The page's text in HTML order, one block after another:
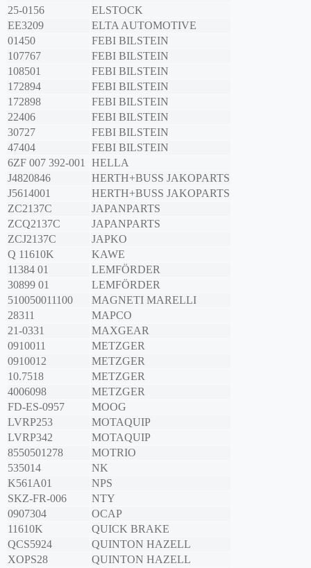
25-0156
ELSTOCK
EE3209
ELTA AUTOMOTIVE
01450
FEBI BILSTEIN
107767
FEBI BILSTEIN
108501
FEBI BILSTEIN
172894
FEBI BILSTEIN
172898
FEBI BILSTEIN
22406
FEBI BILSTEIN
30727
FEBI BILSTEIN
47404
FEBI BILSTEIN
6ZF 007 392-001
HELLA
J4820846
HERTH+BUSS JAKOPARTS
J5614001
HERTH+BUSS JAKOPARTS
ZC2137C
JAPANPARTS
ZCQ2137C
JAPANPARTS
ZCJ2137C
JAPKO
Q 11610K
KAWE
11384 01
LEMFÖRDER
30899 01
LEMFÖRDER
510050011100
MAGNETI MARELLI
28311
MAPCO
21-0331
MAXGEAR
0910011
METZGER
0910012
METZGER
10.7518
METZGER
4006098
METZGER
FD-ES-0957
MOOG
LVRP253
MOTAQUIP
LVRP342
MOTAQUIP
8550501278
MOTRIO
535014
NK
K561A01
NPS
SKZ-FR-006
NTY
0907304
OCAP
11610K
QUICK BRAKE
QCS5924
QUINTON HAZELL
XOPS28
QUINTON HAZELL